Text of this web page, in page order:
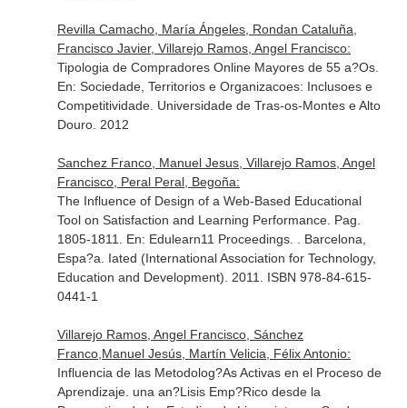
Revilla Camacho, María Ángeles, Rondan Cataluña,
Francisco Javier, Villarejo Ramos, Angel Francisco:
Tipologia de Compradores Online Mayores de 55 a?Os.
En: Sociedade, Territorios e Organizacoes: Inclusoes e
Competitividade. Universidade de Tras-os-Montes e Alto
Douro. 2012
Sanchez Franco, Manuel Jesus, Villarejo Ramos, Angel
Francisco, Peral Peral, Begoña:
The Influence of Design of a Web-Based Educational
Tool on Satisfaction and Learning Performance. Pag.
1805-1811. En: Edulearn11 Proceedings. . Barcelona,
Espa?a. Iated (International Association for Technology,
Education and Development). 2011. ISBN 978-84-615-
0441-1
Villarejo Ramos, Angel Francisco, Sánchez
Franco,Manuel Jesús, Martín Velicia, Félix Antonio:
Influencia de las Metodolog?As Activas en el Proceso de
Aprendizaje. una an?Lisis Emp?Rico desde la